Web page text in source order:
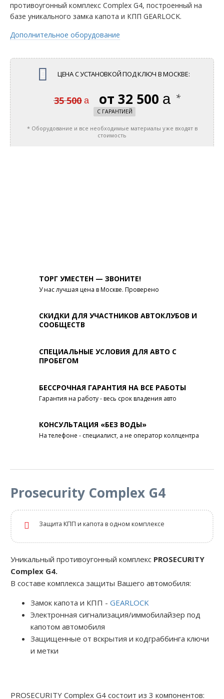
противоугонный комплекс Complex G4, построенный на
базе уникального замка капота и КПП GEARLOCK.
Дополнительное оборудование
ЦЕНА С УСТАНОВКОЙ ПОД КЛЮЧ В МОСКВЕ:
35 500 руб. 32 500 руб.
*
C ГАРАНТИЕЙ
* Оборудование и все необходимые материалы уже входят в
стоимость
ТОРГ УМЕСТЕН — ЗВОНИТЕ!
У нас лучшая цена в Москве. Проверено
СКИДКИ ДЛЯ УЧАСТНИКОВ АВТОКЛУБОВ И
СООБЩЕСТВ
СПЕЦИАЛЬНЫЕ УСЛОВИЯ ДЛЯ АВТО С
ПРОБЕГОМ
БЕССРОЧНАЯ ГАРАНТИЯ НА ВСЕ РАБОТЫ
Гарантия на работу - весь срок владения авто
КОНСУЛЬТАЦИЯ «БЕЗ ВОДЫ»
На телефоне - специалист, а не оператор коллцентра
Prosecurity Complex G4
Защита КПП и капота в одном комплексе
Уникальный противоугонный комплекс PROSECURITY
Complex G4.
В составе комплекса защиты Вашего автомобиля:
Замок капота и КПП - GEARLOCK
Электронная сигнализация/иммобилайзер под
капотом автомобиля
Защищенные от вскрытия и кодграббинга ключи
и метки
PROSECURITY Complex G4 состоит из 3 компонентов: